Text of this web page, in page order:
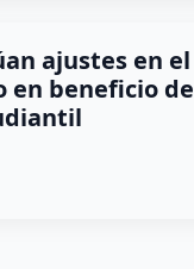
ajustes en el
beneficio de